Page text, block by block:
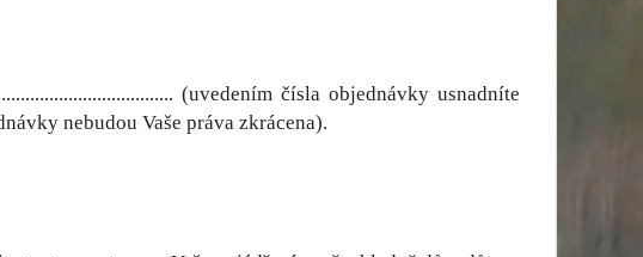
(uvedením čísla objednávky usnadníte
nebudou Vaše práva zkrácena).